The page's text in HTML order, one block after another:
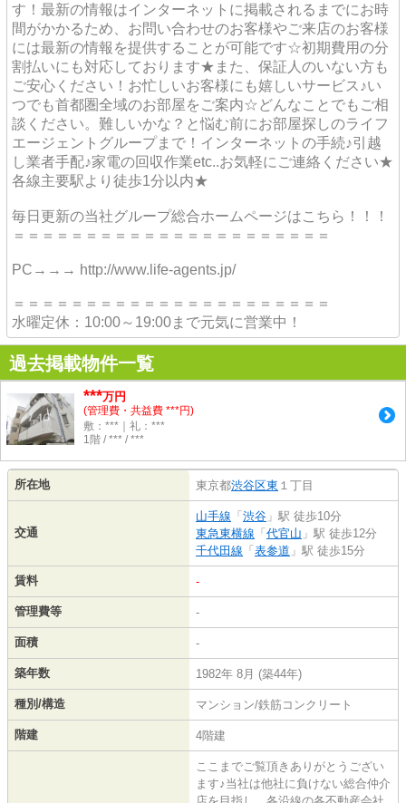
す！最新の情報はインターネットに掲載されるまでにお時
間がかかるため、お問い合わせのお客様やご来店のお客様
には最新の情報を提供することが可能です☆初期費用の分
割払いにも対応しております★また、保証人のいない方も
ご安心ください！お忙しいお客様にも嬉しいサービス♪い
つでも首都圏全域のお部屋をご案内☆どんなことでもご相
談ください。難しいかな？と悩む前にお部屋探しのライフ
エージェントグループまで！インターネットの手続♪引越
し業者手配♪家電の回収作業etc..お気軽にご連絡ください★
各線主要駅より徒歩1分以内★
毎日更新の当社グループ総合ホームページはこちら！！！
＝＝＝＝＝＝＝＝＝＝＝＝＝＝＝＝＝＝＝＝＝＝
PC→→→ http://www.life-agents.jp/
＝＝＝＝＝＝＝＝＝＝＝＝＝＝＝＝＝＝＝＝＝＝
水曜定休：10:00～19:00まで元気に営業中！
過去掲載物件一覧
***万円
(管理費・共益費 ***円)
敷：***｜礼：***
1階 / *** / ***
所在地 東京都渋谷区東 １丁目
交通
山手線 「 渋谷 」駅 徒歩10分
東急東横線 「 代官山 」駅 徒歩12分
千代田線 「 表参道 」駅 徒歩15分
賃料 -
管理費等 -
面積 -
築年数 1982年 8月 (築44年)
種別/構造 マンション/鉄筋コンクリート
階建 4階建
ここまでご覧頂きありがとうござい
ます♪当社は他社に負けない総合仲介